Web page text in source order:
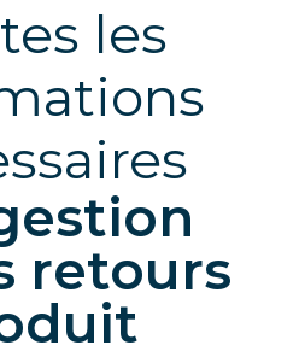
les
retours